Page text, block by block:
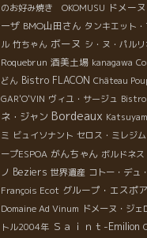
のお好み焼き OKOMUSU ドメー
ーザ BMO山田さん タンキエット
ル 竹ちゃん ボーヌ シ・ヌ・パル
Roquebrun 酒美土場 kanagawa
どん Bistro FLACON Château
GAR'O'VIN ヴィユ・サージュ
ネ・ジャン Bordeaux
ミ ビュイソナント セロス・ミレジム
ープESPOA がんちゃん ボルドネス
ノ Beziers 世界遺産 コトー・デュ
François Ecot グループ・エスポア
Domaine Ad Vinum ドメーヌ・ジ
トル2004年 Ｓａｉｎｔ-Emilion